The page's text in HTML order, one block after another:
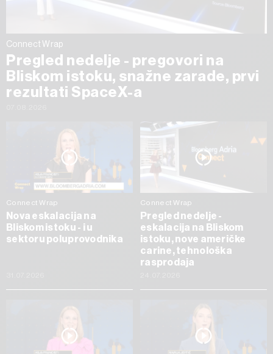
Connect Wrap
Pregled nedelje - pregovori na
Bliskom istoku, snažne zarade, prvi
rezultati SpaceX-a
Connect Wrap
Nova eskalacija na
Bliskom istoku - i u
sektoru poluprovodnika
Connect Wrap
Pregled nedelje -
eskalacija na Bliskom
istoku, nove američke
carine, tehnološka
rasprodaja